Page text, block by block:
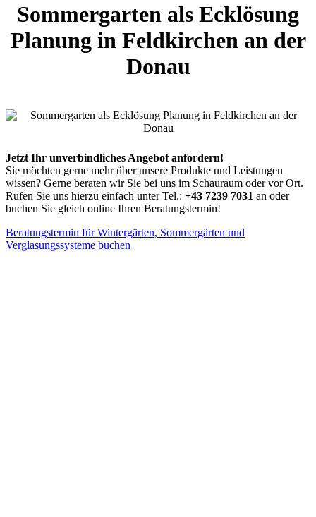
Sommergarten als Ecklösung
Planung in Feldkirchen an der
Donau
Jetzt Ihr unverbindliches Angebot anfordern!
Sie möchten gerne mehr über unsere Produkte und Leistungen
wissen? Gerne beraten wir Sie bei uns im Schauraum oder vor Ort.
Rufen Sie uns hierzu einfach unter Tel.: +43 7239 7031 an oder
buchen Sie gleich online Ihren Beratungstermin!
Beratungstermin für Wintergärten, Sommergärten und
Verglasungssysteme buchen